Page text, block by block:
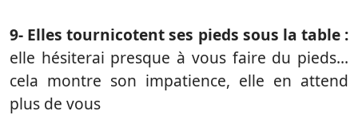
9- Elles tournicotent ses pieds sous la table :
elle hésiterai presque à vous faire du pieds…
cela montre son impatience, elle en attend
plus de vous